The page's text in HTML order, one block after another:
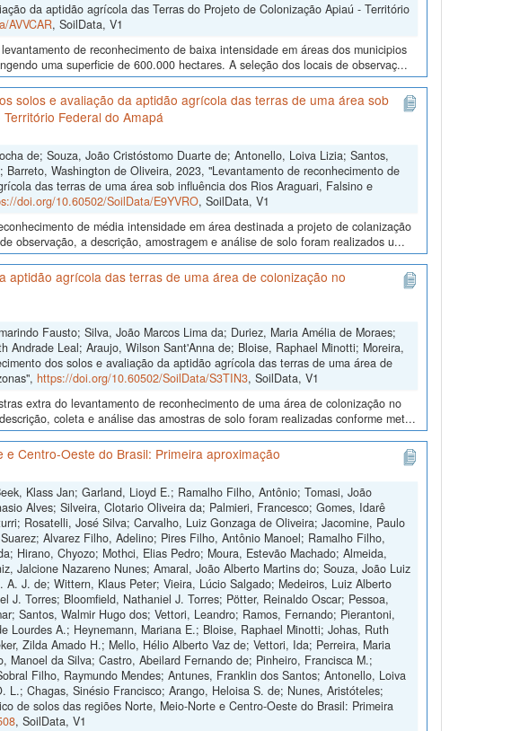
da aptidão agrícola das Terras do Projeto de Colonização Apiaú - Território
AVVCAR, SoilData, V1
de reconhecimento de baixa intensidade em áreas dos municipios
uma superficie de 600.000 hectares. A seleção dos locais de observaç...
solos e avaliação da aptidão agrícola das terras de uma área sob
Federal do Amapá
de; Souza, João Cristóstomo Duarte de; Antonello, Loiva Lizia; Santos,
Washington de Oliveira, 2023, "Levantamento de reconhecimento de
das terras de uma área sob influência dos Rios Araguari, Falsino e
doi.org/10.60502/SoilData/E9YVRO, SoilData, V1
de média intensidade em área destinada a projeto de colanização
observação, a descrição, amostragem e análise de solo foram realizados u...
agrícola das terras de uma área de colonização no
Fausto; Silva, João Marcos Lima da; Duriez, Maria Amélia de Moraes;
Andrade Leal; Araujo, Wilson Sant'Anna de; Bloise, Raphael Minotti; Moreira,
dos solos e avaliação da aptidão agrícola das terras de uma área de
https://doi.org/10.60502/SoilData/S3TIN3, SoilData, V1
extra do levantamento de reconhecimento de uma área de colonização no
coleta e análise das amostras de solo foram realizadas conforme met...
Centro-Oeste do Brasil: Primeira aproximação
Klass Jan; Garland, Lioyd E.; Ramalho Filho, Antônio; Tomasi, João
Alves; Silveira, Clotario Oliveira da; Palmieri, Francesco; Gomes, Idarê
Rosatelli, José Silva; Carvalho, Luiz Gonzaga de Oliveira; Jacomine, Paulo
Alvarez Filho, Adelino; Pires Filho, Antônio Manoel; Ramalho Filho,
Hirano, Chyozo; Mothci, Elias Pedro; Moura, Estevão Machado; Almeida,
Jalcione Nazareno Nunes; Amaral, João Alberto Martins do; Souza, João Luiz
J. de; Wittern, Klaus Peter; Vieira, Lúcio Salgado; Medeiros, Luiz Alberto
J. Torres; Bloomfield, Nathaniel J. Torres; Pötter, Reinaldo Oscar; Pessoa,
Santos, Walmir Hugo dos; Vettori, Leandro; Ramos, Fernando; Pierantoni,
Lourdes A.; Heynemann, Mariana E.; Bloise, Raphael Minotti; Johas, Ruth
Zilda Amado H.; Mello, Hélio Alberto Vaz de; Vettori, Ida; Perreira, Maria
Manoel da Silva; Castro, Abeilard Fernando de; Pinheiro, Francisca M.;
Filho, Raymundo Mendes; Antunes, Franklin dos Santos; Antonello, Loiva
L.; Chagas, Sinésio Francisco; Arango, Heloisa S. de; Nunes, Aristóteles;
de solos das regiões Norte, Meio-Norte e Centro-Oeste do Brasil: Primeira
, SoilData, V1